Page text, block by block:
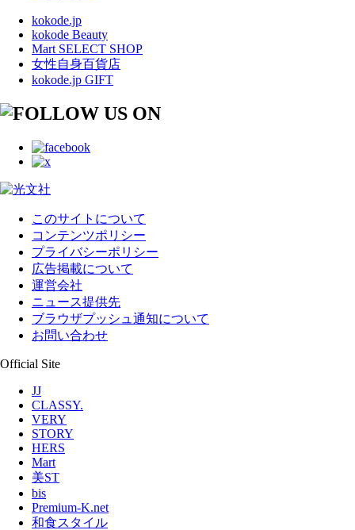
kokode.jp
kokode Beauty
Mart SELECT SHOP
女性自身百貨店
kokode.jp GIFT
このサイトについて
コンテンツポリシー
プライバシーポリシー
広告掲載について
運営会社
ニュース提供先
ブラウザプッシュ通知について
お問い合わせ
Official Site
JJ
CLASSY.
VERY
STORY
HERS
Mart
美ST
bis
Premium-K.net
和食スタイル